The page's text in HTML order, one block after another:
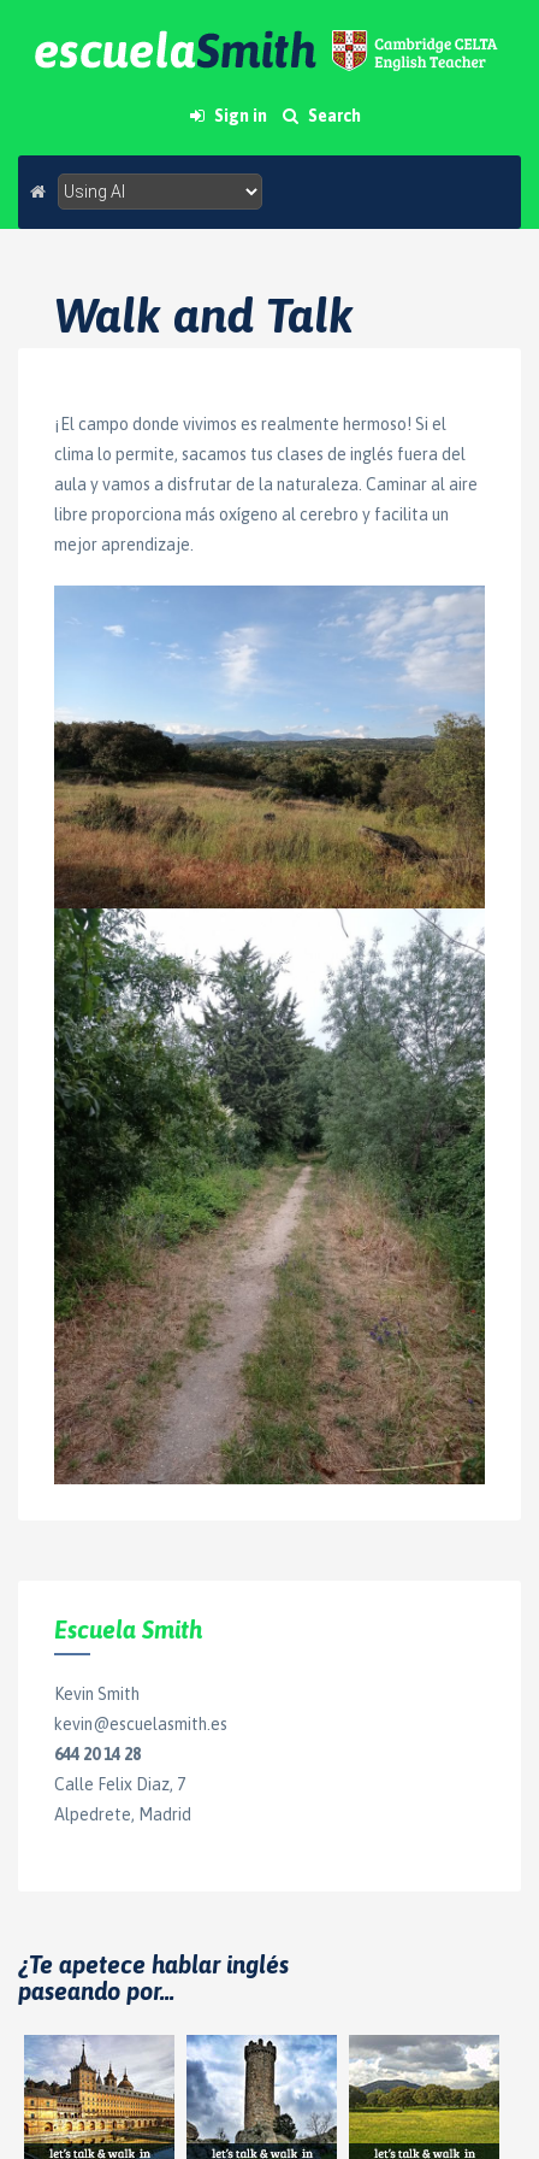
Sign in Search
Walk and Talk
¡El campo donde vivimos es realmente hermoso! Si el
clima lo permite, sacamos tus clases de inglés fuera del
aula y vamos a disfrutar de la naturaleza. Caminar al aire
libre proporciona más oxígeno al cerebro y facilita un
mejor aprendizaje.
Escuela Smith
Kevin Smith
kevin@escuelasmith.es
644 20 14 28
Calle Felix Diaz, 7
Alpedrete, Madrid
¿Te apetece hablar inglés
paseando por...